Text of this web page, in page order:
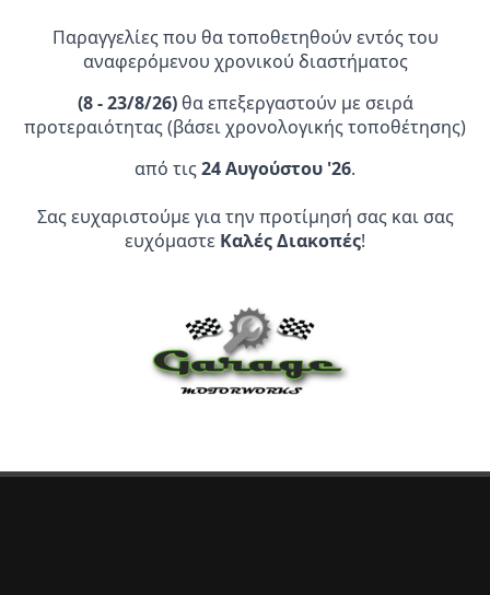
Επίσημος Αντιπρόσωπος:
Service Point:
CLEARANCE | ΑΝΑΚΑΛΥΨΤΕ
Παραγγελίες που θα τοποθετηθούν εντός του
αναφερόμενου χρονικού διαστήματος
(8 - 23/8/26)θα επεξεργαστούν με σειρά
προτεραιότητας (βάσει χρονολογικής τοποθέτησης)
από τις24 Αυγούστου '26.
Σας ευχαριστούμε για την προτίμησή σας και σας
ευχόμαστε Καλές Διακοπές!